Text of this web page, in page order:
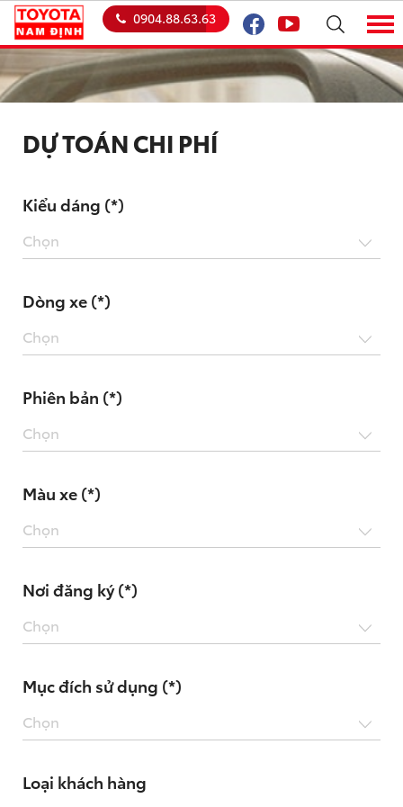
0904.88.63.63
DỰ TOÁN CHI PHÍ
Kiểu dáng (*)
Chọn
Dòng xe (*)
Chọn
Phiên bản (*)
Chọn
Màu xe (*)
Chọn
Nơi đăng ký (*)
Chọn
Mục đích sử dụng (*)
Chọn
Loại khách hàng